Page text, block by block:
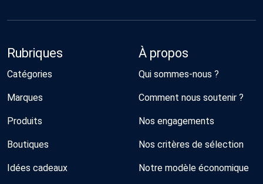
Rubriques
Catégories
Marques
Produits
Boutiques
Idées cadeaux
À propos
Qui sommes-nous ?
Comment nous soutenir ?
Nos engagements
Nos critères de sélection
Notre modèle économique